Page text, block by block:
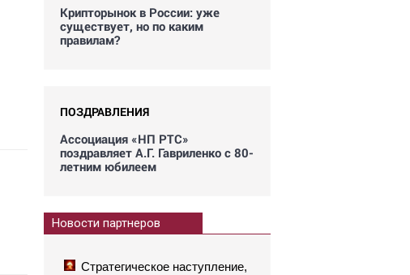
Крипторынок в России: уже
существует, но по каким
правилам?
ПОЗДРАВЛЕНИЯ
Ассоциация «НП РТС»
поздравляет А.Г. Гавриленко с 80-
летним юбилеем
Новости партнеров
Стратегическое наступление,